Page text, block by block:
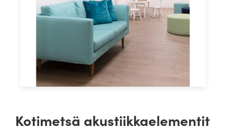
Kotimetsä akustiikkaelementit